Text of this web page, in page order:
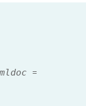
= new